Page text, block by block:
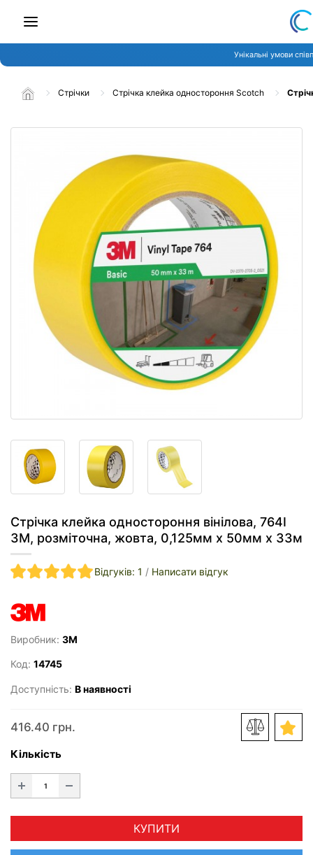
Унікальні умови
Стрічки Стрічка клейка одностороння Scotch
Стрічка клейка одностороння вінілова, 764I
3M, розміточна, жовта, 0,125мм х 50мм х 33м
Відгуків: 1 / Написати відгук
Виробник: 3M
Код: 14745
Доступність: В наявності
416.40 грн.
Кількість
КУПИТИ